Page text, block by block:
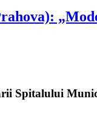
Spitalului